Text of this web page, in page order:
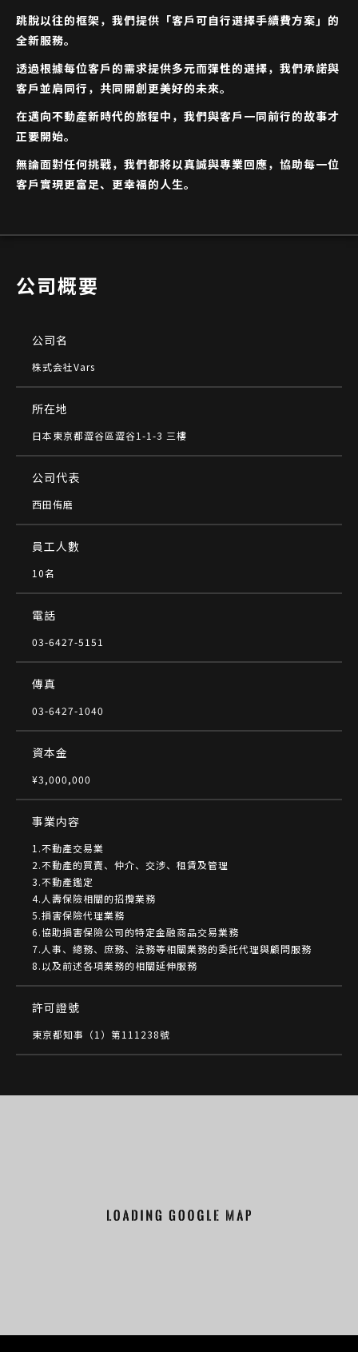
跳脫以往的框架，我們提供「客戶可自行選擇手續費方案」的
全新服務。
透過根據每位客戶的需求提供多元而彈性的選擇，我們承諾與
客戶並肩同行，共同開創更美好的未來。
在邁向不動產新時代的旅程中，我們與客戶一同前行的故事才
正要開始。
無論面對任何挑戰，我們都將以真誠與專業回應，協助每一位
客戶實現更富足、更幸福的人生。
公司概要
公司名
株式会社Vars
所在地
日本東京都澀谷區澀谷1-1-3 三樓
公司代表
西田侑磨
員工人數
10名
電話
03-6427-5151
傳真
03-6427-1040
資本金
¥3,000,000
事業内容
1.不動產交易業
2.不動產的買賣、仲介、交涉、租賃及管理
3.不動產鑑定
4.人壽保險相關的招攬業務
5.損害保險代理業務
6.協助損害保險公司的特定金融商品交易業務
7.人事、總務、庶務、法務等相關業務的委託代理與顧問服務
8.以及前述各項業務的相關延伸服務
許可證號
東京都知事（1）第111238號